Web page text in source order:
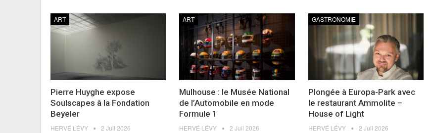
ART
Pierre Huyghe expose
Soulscapes à la Fondation
Beyeler
HERVÉ LÉVY 2 Juil 2026
ART
Mulhouse : le Musée National
de l’Automobile en mode
Formule 1
HERVÉ LÉVY 2 Juil 2026
GASTRONOMIE
Plongée à Europa-Park avec
le restaurant Ammolite –
House of Light
HERVÉ LÉVY 2 Juil 2026